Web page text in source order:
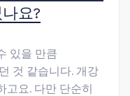
요?
있을 만큼
것 같습니다. 개강
고요. 다만 단순히